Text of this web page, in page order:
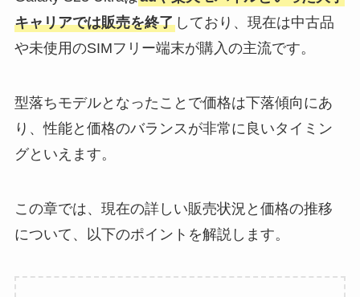
キャリアでは販売を終了しており、現在は中古品
や未使用のSIMフリー端末が購入の主流です。
型落ちモデルとなったことで価格は下落傾向にあ
り、性能と価格のバランスが非常に良いタイミン
グといえます。
この章では、現在の詳しい販売状況と価格の推移
について、以下のポイントを解説します。